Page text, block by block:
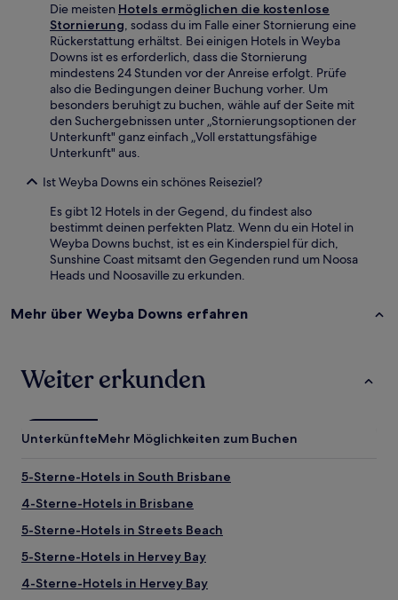
Die meisten Hotels ermöglichen die kostenlose
Stornierung, sodass du im Falle einer Stornierung eine
Rückerstattung erhältst. Bei einigen Hotels in Weyba
Downs ist es erforderlich, dass die Stornierung
mindestens 24 Stunden vor der Anreise erfolgt. Prüfe
also die Bedingungen deiner Buchung vorher. Um
besonders beruhigt zu buchen, wähle auf der Seite mit
den Suchergebnissen unter „Stornierungsoptionen der
Unterkunft" ganz einfach „Voll erstattungsfähige
Unterkunft" aus.
Ist Weyba Downs ein schönes Reiseziel?
Es gibt 12 Hotels in der Gegend, du findest also
bestimmt deinen perfekten Platz. Wenn du ein Hotel in
Weyba Downs buchst, ist es ein Kinderspiel für dich,
Sunshine Coast mitsamt den Gegenden rund um Noosa
Heads und Noosaville zu erkunden.
Mehr über Weyba Downs erfahren
Weiter erkunden
UnterkünfteMehr Möglichkeiten zum Buchen
5-Sterne-Hotels in South Brisbane
4-Sterne-Hotels in Brisbane
5-Sterne-Hotels in Streets Beach
5-Sterne-Hotels in Hervey Bay
4-Sterne-Hotels in Hervey Bay